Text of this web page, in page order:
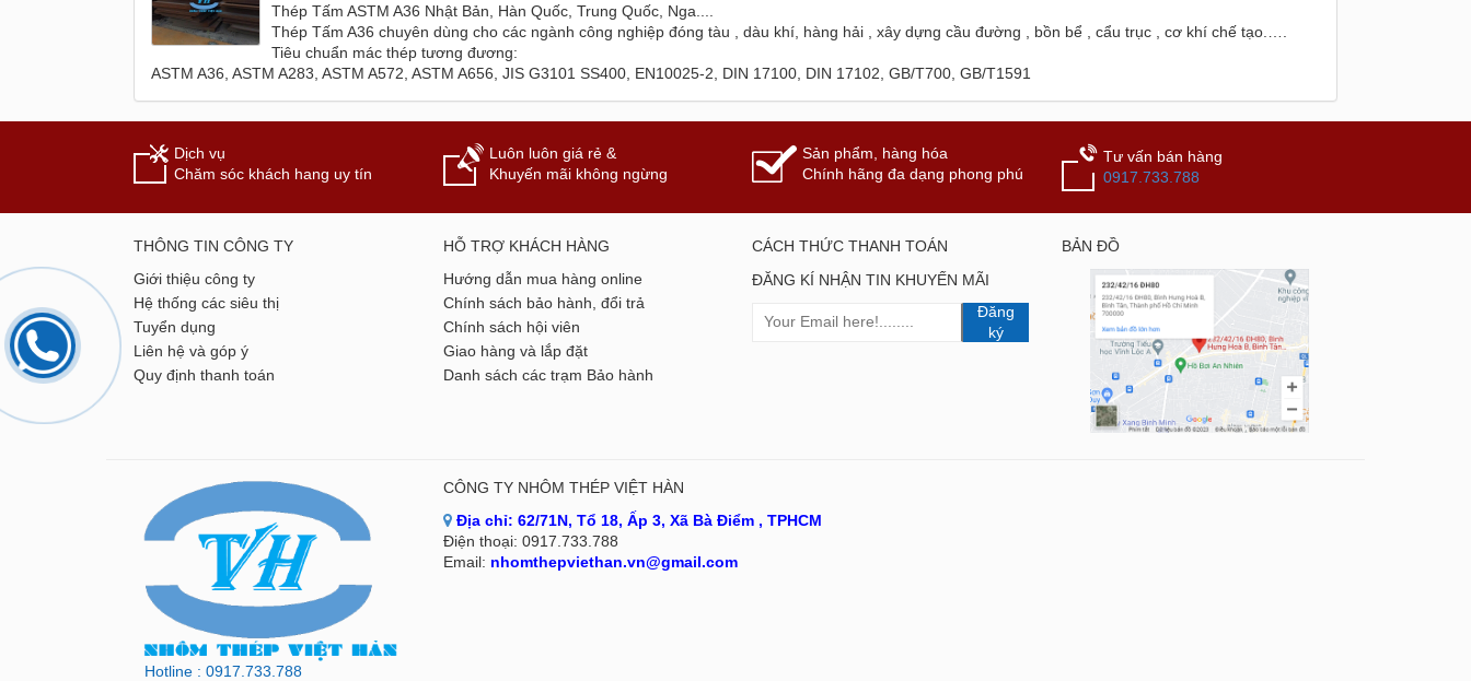
Thép Tấm ASTM A36 Nhật Bản, Hàn Quốc, Trung Quốc, Nga....
Thép Tấm A36 chuyên dùng cho các ngành công nghiệp đóng tàu , dàu khí, hàng hải , xây dựng cầu đường , bồn bể , cẩu trục , cơ khí chế tạo.….
Tiêu chuẩn mác thép tương đương:
ASTM A36, ASTM A283, ASTM A572, ASTM A656, JIS G3101 SS400, EN10025-2, DIN 17100, DIN 17102, GB/T700, GB/T1591
Dịch vụ
Chăm sóc khách hang uy tín
Luôn luôn giá rẻ &
Khuyến mãi không ngừng
Sản phẩm, hàng hóa
Chính hãng đa dạng phong phú
Tư vấn bán hàng
0917.733.788
THÔNG TIN CÔNG TY
Giới thiệu công ty
Hệ thống các siêu thị
Tuyển dụng
Liên hệ và góp ý
Quy định thanh toán
HỖ TRỢ KHÁCH HÀNG
Hướng dẫn mua hàng online
Chính sách bảo hành, đổi trả
Chính sách hội viên
Giao hàng và lắp đặt
Danh sách các trạm Bảo hành
CÁCH THỨC THANH TOÁN
ĐĂNG KÍ NHẬN TIN KHUYẾN MÃI
Đăng
ký
BẢN ĐỒ
Hotline : 0917.733.788
CÔNG TY NHÔM THÉP VIỆT HÀN
Địa chỉ: 62/71N, Tổ 18, Ấp 3, Xã Bà Điểm , TPHCM
Điện thoại: 0917.733.788
Email: nhomthepviethan.vn@gmail.com